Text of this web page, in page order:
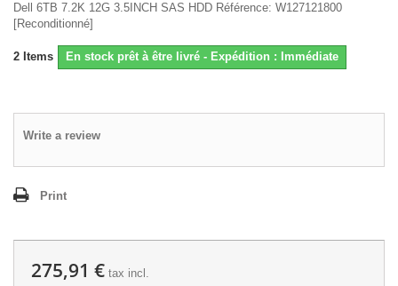
Dell 6TB 7.2K 12G 3.5INCH SAS HDD Référence: W127121800
[Reconditionné]
2 Items En stock prêt à être livré - Expédition : Immédiate
Write a review
Print
275,91 € tax incl.